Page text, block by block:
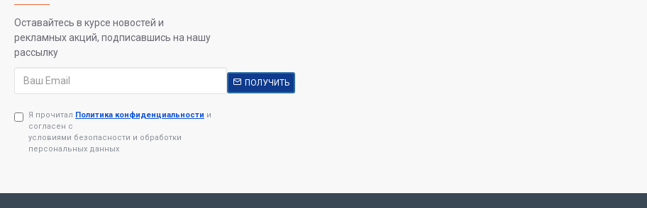
Оставайтесь в курсе новостей и
рекламных акций, подписавшись на нашу
рассылку
ПОЛУЧИТЬ
Я прочитал Политика конфиденциальности и
согласен с
условиями безопасности и обработки
персональных данных